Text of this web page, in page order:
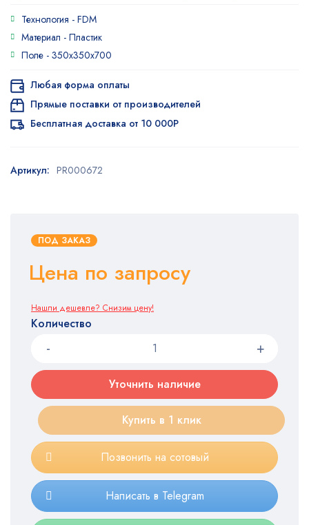
Технология - FDM
Материал - Пластик
Поле - 350x350x700
ПОД ЗАКАЗ
Цена по запросу
Нашли дешевле? Снизим цену!
Количество
Уточнить наличие
Купить в 1 клик
Позвонить на сотовый
Написать в Telegram
Любая форма оплаты
Прямые поставки от производителей
Бесплатная доставка от 10 000Р
Артикул: PR000672